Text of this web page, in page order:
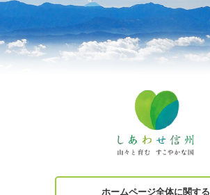
ホームページ全体に関する